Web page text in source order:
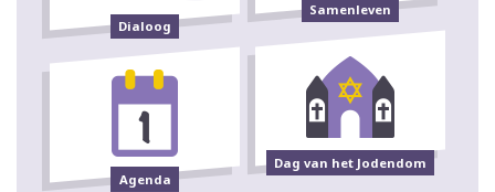
Dialoog
Samenleven
Agenda
Dag van het Jodendom